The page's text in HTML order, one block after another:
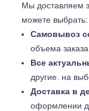
Мы доставляем
можете выбрать:
Самовывоз
объема заказа.
Все
другие. на
Доставка в
оформлении